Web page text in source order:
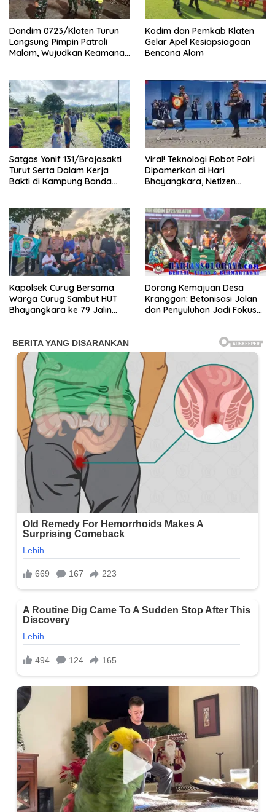
Dandim 0723/Klaten Turun
Langsung Pimpin Patroli
Malam, Wujudkan Keamanan
Kodim dan Pemkab Klaten
Gelar Apel Kesiapsiagaan
Bencana Alam
Satgas Yonif 131/Brajasakti
Turut Serta Dalam Kerja
Bakti di Kampung Banda
Viral! Teknologi Robot Polri
Dipamerkan di Hari
Bhayangkara, Netizen
Kapolsek Curug Bersama
Warga Curug Sambut HUT
Bhayangkara ke 79 Jalin
Dorong Kemajuan Desa
Kranggan: Betonisasi Jalan
dan Penyuluhan Jadi Fokus